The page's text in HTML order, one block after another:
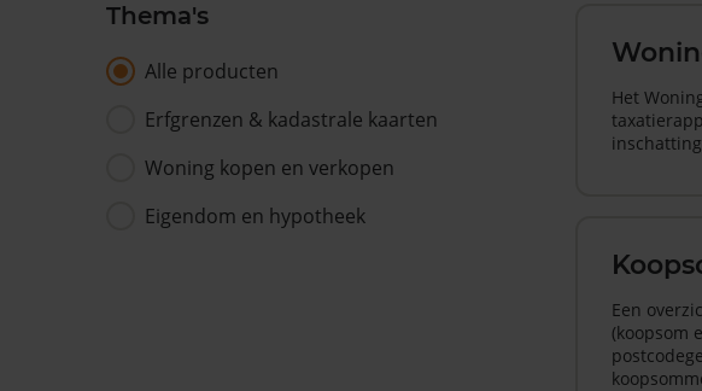
Thema's
Alle producten
Erfgrenzen & kadastrale kaarten
Woning kopen en verkopen
Eigendom en hypotheek
Het
Een
(koopsom